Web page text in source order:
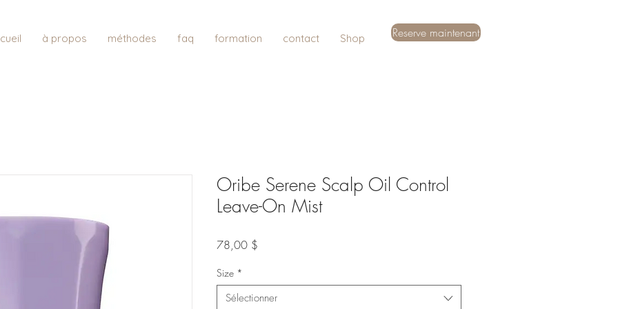
à propos méthodes faq formation contact Shop Reserve maintenant
Oribe Serene Scalp Oil Control
Leave-On Mist
78,00 $
Size *
Sélectionner